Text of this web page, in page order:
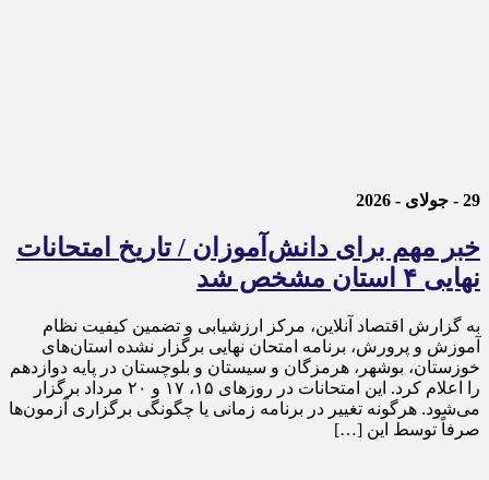
29 - جولای - 2026
خبر مهم برای دانش‌آموزان / تاریخ امتحانات
نهایی ۴ استان مشخص شد
به گزارش اقتصاد آنلاین، مرکز ارزشیابی و تضمین کیفیت نظام
آموزش و پرورش، برنامه امتحان نهایی برگزار نشده استان‌های
خوزستان، بوشهر، هرمزگان و سیستان و بلوچستان در پایه دوازدهم
را اعلام کرد. این امتحانات در روز‌های ۱۵، ۱۷ و ۲۰ مرداد برگزار
می‌شود. هرگونه تغییر در برنامه زمانی یا چگونگی برگزاری آزمون‌ها
صرفاً توسط این […]